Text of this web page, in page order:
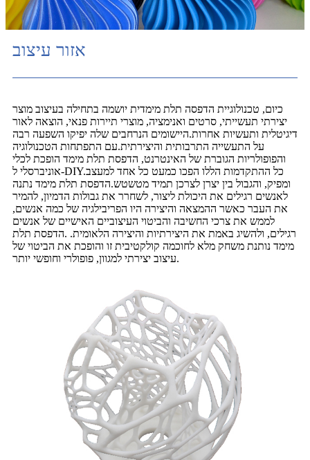
אזור עיצוב
כיום, טכנולוגיית הדפסה תלת מימדית יושמה בתחילה בעיצוב מוצר
יצירתי תעשייתי, סרטים ואנימציה, מוצרי תיירות פנאי, הוצאה לאור
דיגיטלית ותעשיות אחרות.היישומים הנרחבים שלה יפיקו השפעה רבה
על התעשייה התרבותית והיצירתית.עם התפתחות הטכנולוגיה
והפופולריות הגוברת של האינטרנט, הדפסת תלת מימד הופכת לכלי
אוניברסלי ל-DIY.כל ההתקדמות הללו הפכו כמעט כל אחד למעצב
ומפיק, והגבול בין יצרן לצרכן תמיד מטשטש.הדפסת תלת מימד נתנה
לאנשים רגילים את היכולת ליצור, לשחרר את גבולות הדמיון, להמיר
את העבר כאשר ההמצאה והיצירה היו הפריבילגיה של כמה אנשים,
לממש את צרכי החשיבה והביטוי העיצוביים האישיים של אנשים
רגילים, ולהשיג באמת את היצירתיות והיצירה הלאומית. .הדפסת תלת
מימד נותנת משחק מלא לחוכמה קולקטיבית זו והופכת את הביטוי של
עיצוב יצירתי למגוון, פופולרי וחופשי יותר.